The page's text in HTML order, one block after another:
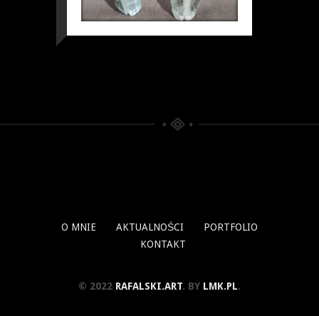
O MNIE AKTUALNOŚCI
PORTFOLIO
KONTAKT
© 2022 RAFALSKI.ART. BY LMK.PL.